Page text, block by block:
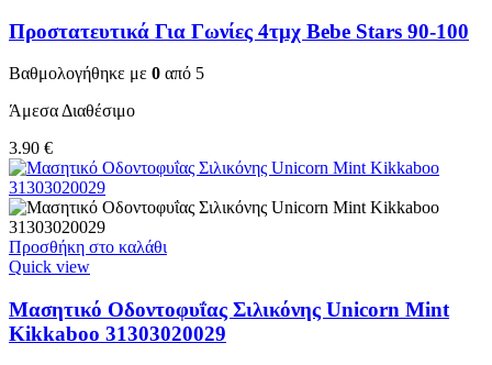
Προστατευτικά Για Γωνίες 4τμχ Bebe Stars 90-100
Βαθμολογήθηκε με 0 από 5
Άμεσα Διαθέσιμο
3.90 €
Προσθήκη στο καλάθι
Quick view
Μασητικό Οδοντοφυΐας Σιλικόνης Unicorn Mint
Kikkaboo 31303020029